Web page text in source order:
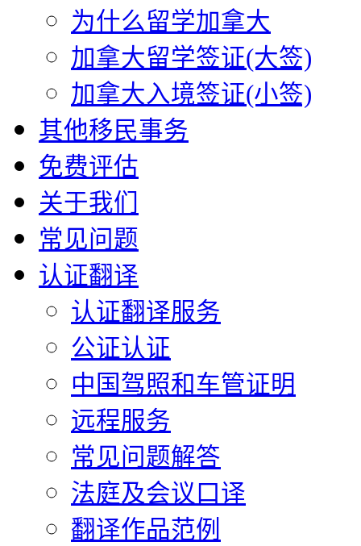
为什么留学加拿大
加拿大留学签证(大签)
加拿大入境签证(小签)
其他移民事务
免费评估
关于我们
常见问题
认证翻译
认证翻译服务
公证认证
中国驾照和车管证明
远程服务
常见问题解答
法庭及会议口译
翻译作品范例